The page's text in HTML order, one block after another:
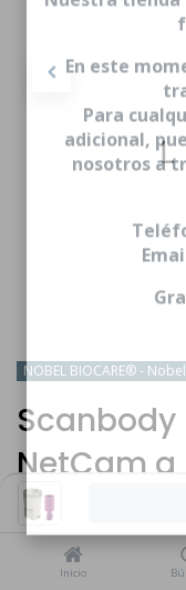
Inicio
NOBEL BIOCARE® -
NetCam a
tornillo
* Incluye tornillo.
Nuestra tienda
En este
Para
adicional,
nosotros a